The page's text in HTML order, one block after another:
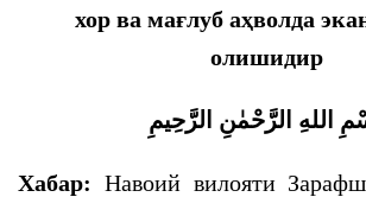
хор ва мағлуб аҳволда
олишидир
اللهِ الرَّحْمٰنِ الرَّحِيمِ
Хабар: Навоий вилояти